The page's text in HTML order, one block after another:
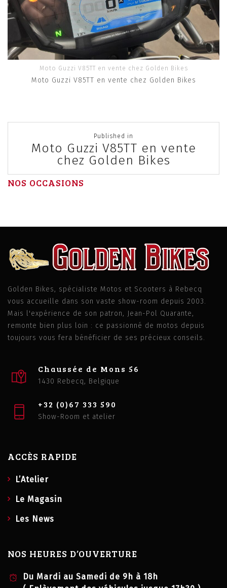
Moto Guzzi V85TT en vente chez Golden Bikes
Moto Guzzi V85TT en vente chez Golden Bikes
navigation
Published in
Moto Guzzi V85TT en vente
chez Golden Bikes
NOS OCCASIONS
Golden Bikes, spécialiste Motos et Scooters à Rebecq
vous accueille dans son vaste show-room depuis 2003.
Mais l'expérience de son patron, Jean-Pol Quarante,
remonte bien plus loin : ce passionné de motos depuis
toujours vous fera bénéficier de ses précieux conseils.
Chaussée de Mons 56
1430 Rebecq, Belgique
+32 (0)67 333 590
Show-Room et atelier
ACCÈS RAPIDE
L’Atelier
Le Magasin
Les News
NOS HEURES D’OUVERTURE
Du Mardi au Samedi de 9h à 18h